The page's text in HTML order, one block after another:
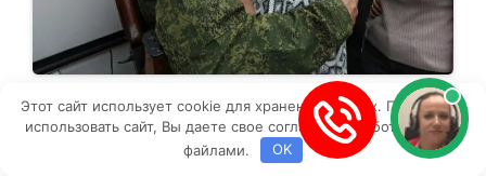
Будет ли новая волна мобилизации в России
с 11 сентября? Раскрываем правду о призыве
200 000 россиян.
Этот сайт использует cookie для хранения данных. Продолжая
использовать сайт, Вы даете свое согласие на работу с этими
файлами.
OK